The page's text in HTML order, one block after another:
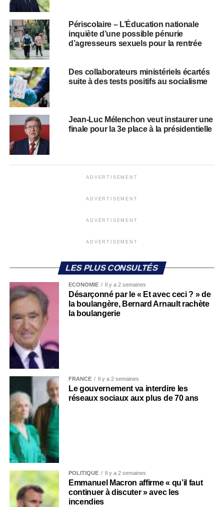
Périscolaire – L’Éducation nationale
inquiète d’une possible pénurie
d’agresseurs sexuels pour la rentrée
Des collaborateurs ministériels écartés
suite à des tests positifs au socialisme
Jean-Luc Mélenchon veut instaurer une
finale pour la 3e place à la présidentielle
ADVERTISEMENT
ADVERTISEMENT
ADVERTISEMENT
ADVERTISEMENT
LES PLUS CONSULTÉS
ECONOMIE Il y a 2 semaines
Désarçonné par le « Et avec ceci ? » de
la boulangère, Bernard Arnault rachète
la boulangerie
FRANCE Il y a 2 semaines
Le gouvernement va interdire les
réseaux sociaux aux plus de 70 ans
POLITIQUE Il y a 2 semaines
Emmanuel Macron affirme « qu’il faut
continuer à discuter » avec les
incendies